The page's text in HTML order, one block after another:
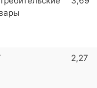
SIBN 8,21
VSMO 7,94
2,27